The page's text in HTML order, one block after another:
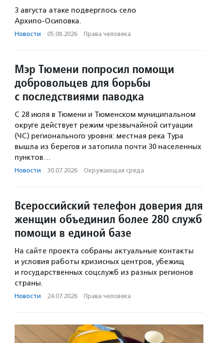
3 августа атаке подверглось село
Архипо‑Осиповка.
Новости · 05.08.2026 · Права человека
Мэр Тюмени попросил помощи
добровольцев для борьбы
с последствиями паводка
С 28 июля в Тюмени и Тюменском муниципальном
округе действует режим чрезвычайной ситуации
(ЧС) регионального уровня: местная река Тура
вышла из берегов и затопила почти 30 населенных
пунктов…
Новости · 30.07.2026 · Окружающая среда
Всероссийский телефон доверия для
женщин объединил более 280 служб
помощи в единой базе
На сайте проекта собраны актуальные контакты
и условия работы кризисных центров, убежищ
и государственных соцслужб из разных регионов
страны.
Новости · 24.07.2026 · Права человека